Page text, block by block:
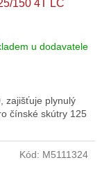
150 4T LC
u dodavatele
zajišťuje plynulý
čínské skútry 125
Kód: M5111324